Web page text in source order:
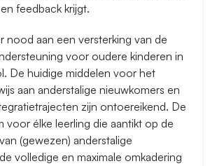
feedback krijgt.
nood aan een versterking van de
voor oudere kinderen in
De huidige middelen voor het
aan anderstalige nieuwkomers en
zijn ontoereikend. De
voor élke leerling die aantikt op de
(gewezen) anderstalige
volledige en maximale omkadering